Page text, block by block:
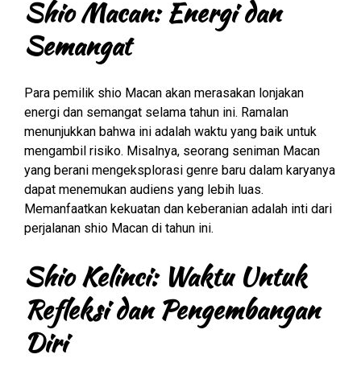
Shio Macan: Energi dan
Semangat
Para pemilik shio Macan akan merasakan lonjakan
energi dan semangat selama tahun ini. Ramalan
menunjukkan bahwa ini adalah waktu yang baik untuk
mengambil risiko. Misalnya, seorang seniman Macan
yang berani mengeksplorasi genre baru dalam karyanya
dapat menemukan audiens yang lebih luas.
Memanfaatkan kekuatan dan keberanian adalah inti dari
perjalanan shio Macan di tahun ini.
Shio Kelinci: Waktu Untuk
Refleksi dan Pengembangan
Diri